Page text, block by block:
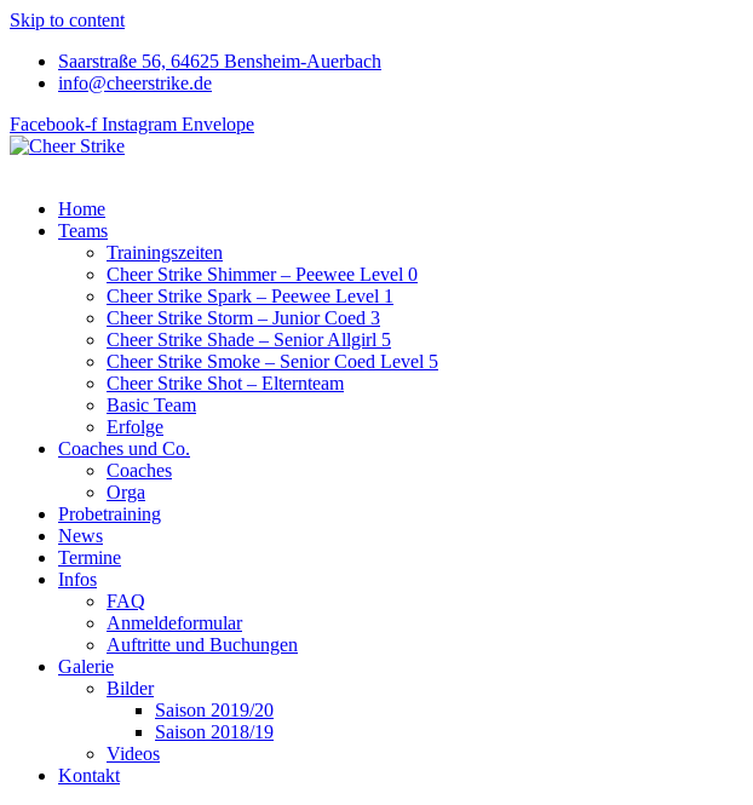
Skip to content
Saarstraße 56, 64625 Bensheim-Auerbach
info@cheerstrike.de
Facebook-f Instagram Envelope
Home
Teams
Trainingszeiten
Cheer Strike Shimmer – Peewee Level 0
Cheer Strike Spark – Peewee Level 1
Cheer Strike Storm – Junior Coed 3
Cheer Strike Shade – Senior Allgirl 5
Cheer Strike Smoke – Senior Coed Level 5
Cheer Strike Shot – Elternteam
Basic Team
Erfolge
Coaches und Co.
Coaches
Orga
Probetraining
News
Termine
Infos
FAQ
Anmeldeformular
Auftritte und Buchungen
Galerie
Bilder
Saison 2019/20
Saison 2018/19
Videos
Kontakt